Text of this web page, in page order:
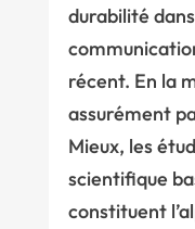
durabilité
récent. En la
assurément
Mieux, les
scientifique
constituent